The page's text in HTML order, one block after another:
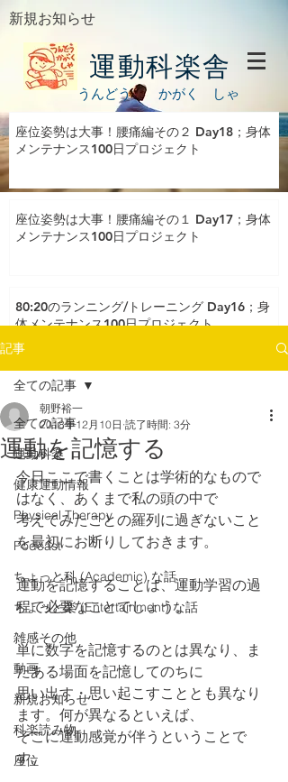
新規お知らせ
運動科楽舎
うんどう かがく しゃ
座位姿勢は大事！腰痛編その２ Day18；身体
メンテナンス100日プロジェクト
座位姿勢は大事！腰痛編その１ Day17；身体
メンテナンス100日プロジェクト
80:20のランニング/トレーニング Day16；身
体メンテナンス100日プロジェクト
記事
全ての記事
運動科楽
健康運動情報
Physical Therapy
Podcast
ちょっと科 (Academic) な話
ちょっと楽 (Entertainment) な話
雑感その他
動画
新規お知らせ
科楽読み物
座位
全ての記事
運動を記憶する
朝野裕一
2018年12月10日 読了時間: 3分
今日ここで書くことは学術的なもので
はなく、あくまで私の頭の中で
考えてみたことの羅列に過ぎないこと
を最初にお断りしておきます。
運動を記憶することは、運動学習の過
程で必要なことでしょう。
単に数字を記憶するのとは異なり、ま
たある場面を記憶してのちに
思い出す・思い起こすこととも異なり
ます。何が異なるといえば、
そこに運動感覚が伴うということで
す。